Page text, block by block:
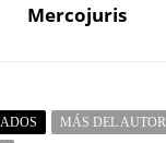
Mercojuris
MÁS DEL AUTOR